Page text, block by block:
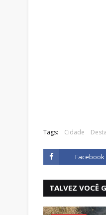
Tags: Cidade
Facebook
TALVEZ VOCÊ